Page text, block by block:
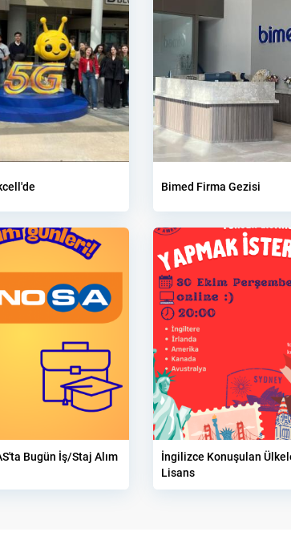
Bimed Firma Gezisi
Bugün İş/Staj Alım
İngilizce Konuşulan
Lisans